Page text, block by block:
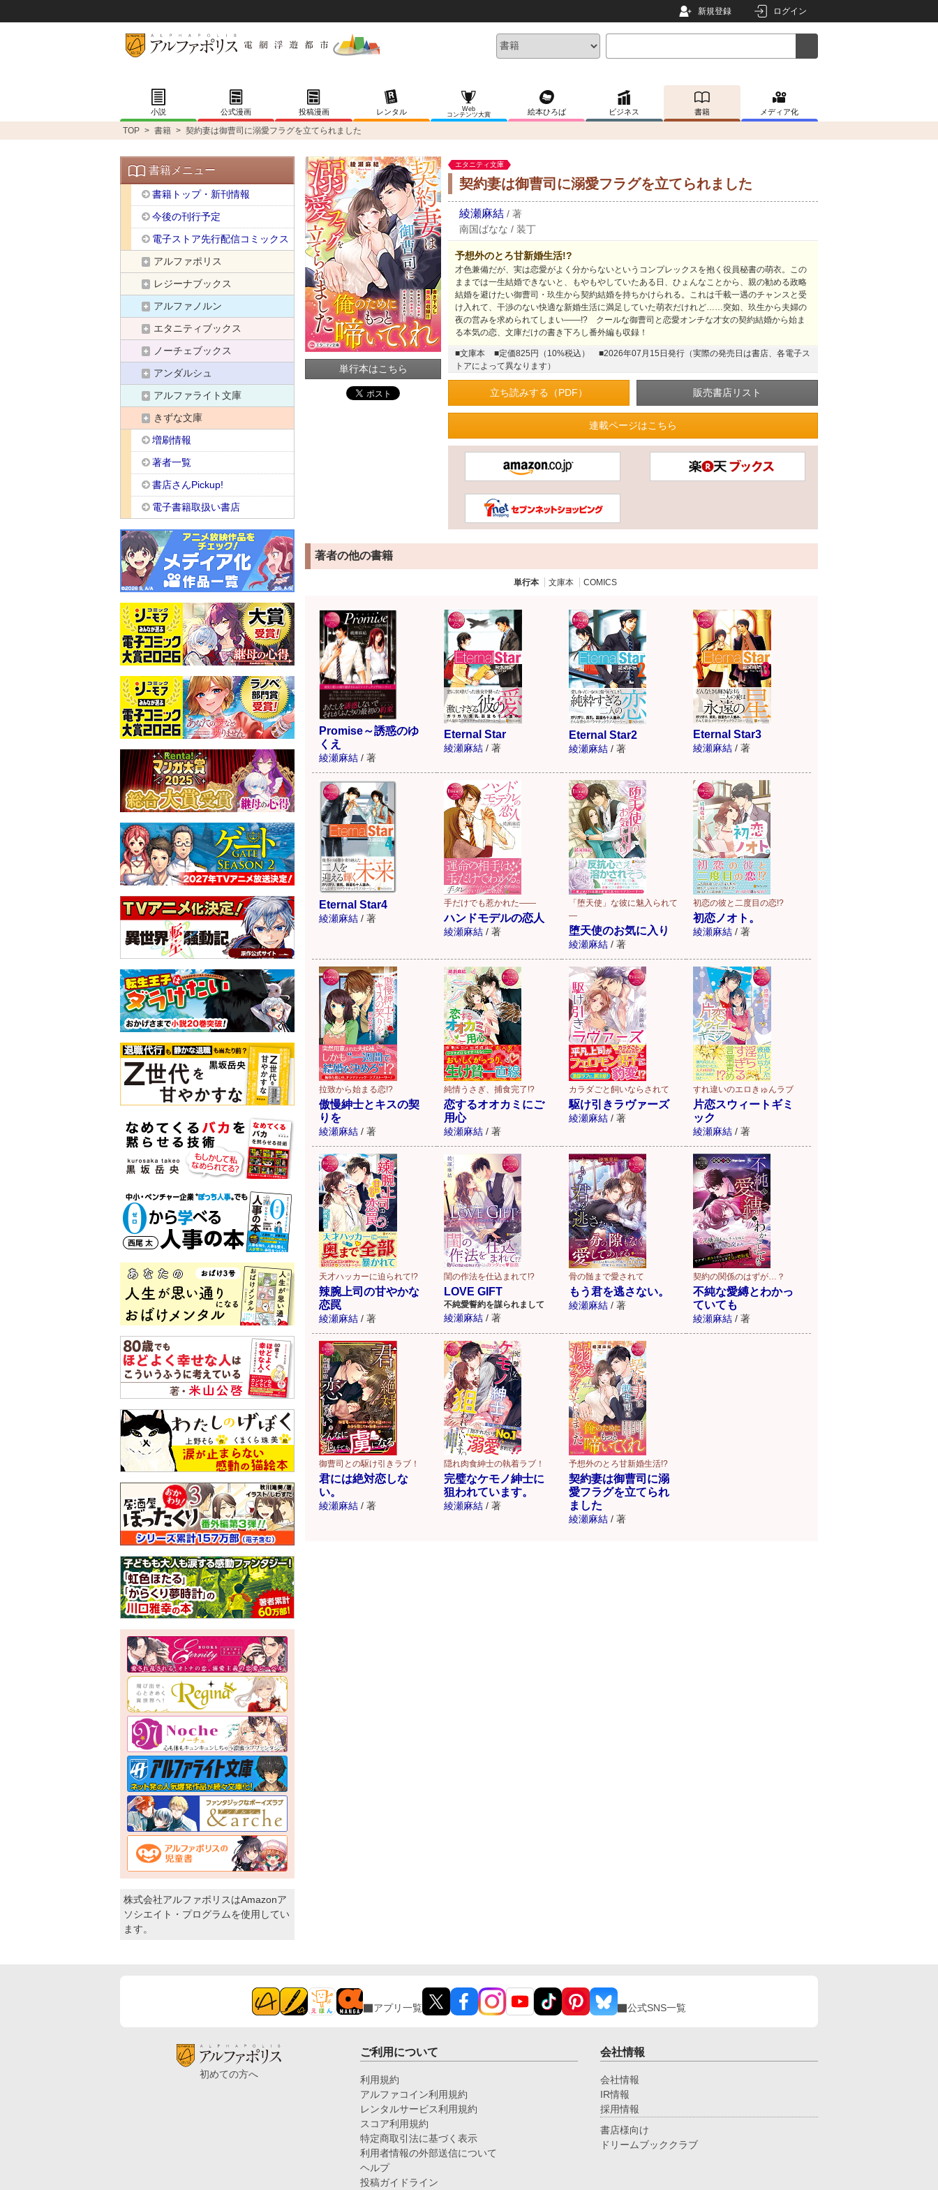
新規登録 ログイン
小説 公式漫画 投稿漫画 レンタル
Web
コンテンツ大賞
絵本ひろば ビジネス 書籍 メディア化
TOP > 書籍 > 契約妻は御曹司に溺愛フラグを立てられました
単行本はこちら
エタニティ文庫
契約妻は御曹司に溺愛フラグを立てられました
綾瀬麻結 / 著
南国ばなな / 装丁
予想外のとろ甘新婚生活!?
才色兼備だが、実は恋愛がよく分からないというコンプレックスを抱く役員秘書の萌衣。この
ままでは一生結婚できないと、もやもやしていたある日、ひょんなことから、親の勧める政略
結婚を避けたい御曹司・玖生から契約結婚を持ちかけられる。これは千載一遇のチャンスと受
け入れて、干渉のない快適な新婚生活に満足していた萌衣だけれど……突如、玖生から夫婦の
夜の営みを求められてしまい――!? クールな御曹司と恋愛オンチな才女の契約結婚から始ま
る本気の恋、文庫だけの書き下ろし番外編も収録！
■文庫本 ■定価825円（10%税込）
■2026年07月15日発行（実際の発売日は書店、各電子ス
トアによって異なります）
立ち読みする（PDF）
連載ページはこちら
著者の他の書籍
単行本 文庫本 COMICS
Promise～誘惑のゆ
くえ
綾瀬麻結 / 著
Eternal Star
綾瀬麻結 / 著
Eternal Star2
綾瀬麻結 / 著
Eternal Star3
綾瀬麻結 / 著
Eternal Star4
綾瀬麻結 / 著
手だけでも惹かれた――
ハンドモデルの恋人
綾瀬麻結 / 著
「堕天使」な彼に魅入られて
―
堕天使のお気に入り
綾瀬麻結 / 著
初恋の彼と二度目の恋!?
初恋ノオト。
綾瀬麻結 / 著
拉致から始まる恋!?
傲慢紳士とキスの契
りを
綾瀬麻結 / 著
純情うさぎ、捕食完了!?
恋するオオカミにご
用心
綾瀬麻結 / 著
カラダごと飼いならされて
駆け引きラヴァーズ
綾瀬麻結 / 著
すれ違いのエロきゅんラブ
片恋スウィートギミ
ック
綾瀬麻結 / 著
天才ハッカーに迫られて!?
辣腕上司の甘やかな
恋罠
綾瀬麻結 / 著
閨の作法を仕込まれて!?
LOVE GIFT
不純愛誓約を謀られまして
綾瀬麻結 / 著
骨の髄まで愛されて
もう君を逃さない。
綾瀬麻結 / 著
契約の関係のはずが…？
不純な愛縛とわかっ
ていても
綾瀬麻結 / 著
御曹司との駆け引きラブ！
君には絶対恋しな
い。
綾瀬麻結 / 著
隠れ肉食紳士の執着ラブ！
完璧なケモノ紳士に
狙われています。
綾瀬麻結 / 著
予想外のとろ甘新婚生活!?
契約妻は御曹司に溺
愛フラグを立てられ
ました
綾瀬麻結 / 著
書籍メニュー
書籍トップ・新刊情報
今後の刊行予定
電子ストア先行配信コミックス
アルファポリス
レジーナブックス
アルファノルン
エタニティブックス
ノーチェブックス
アンダルシュ
アルファライト文庫
きずな文庫
増刷情報
著者一覧
書店さんPickup!
電子書籍取扱い書店
株式会社アルファポリスはAmazonア
ソシエイト・プログラムを使用してい
ます。
アプリ一覧 公式SNS一覧
初めての方へ
ご利用について
利用規約
アルファコイン利用規約
レンタルサービス利用規約
スコア利用規約
特定商取引法に基づく表示
利用者情報の外部送信について
ヘルプ
投稿ガイドライン
会社情報
会社情報
IR情報
採用情報
書店様向け
ドリームブッククラブ